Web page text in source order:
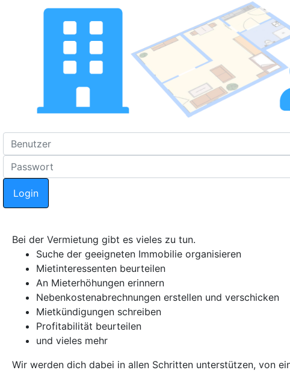
Bei der Vermietung gibt es vieles zu tun.
Suche der geeigneten Immobilie organisieren
Mietinteressenten beurteilen
An Mieterhöhungen erinnern
Nebenkostenabrechnungen erstellen und verschicken
Mietkündigungen schreiben
Profitabilität beurteilen
und vieles mehr
Wir werden dich dabei in allen Schritten unterstützen, von